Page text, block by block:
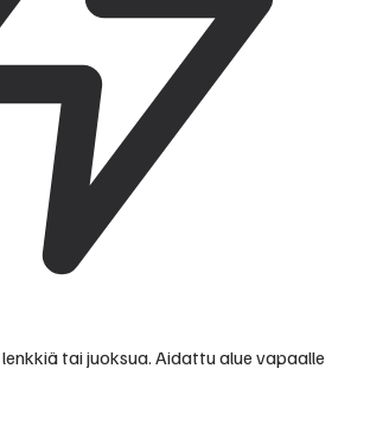
tai juoksua. Aidattu alue vapaalle